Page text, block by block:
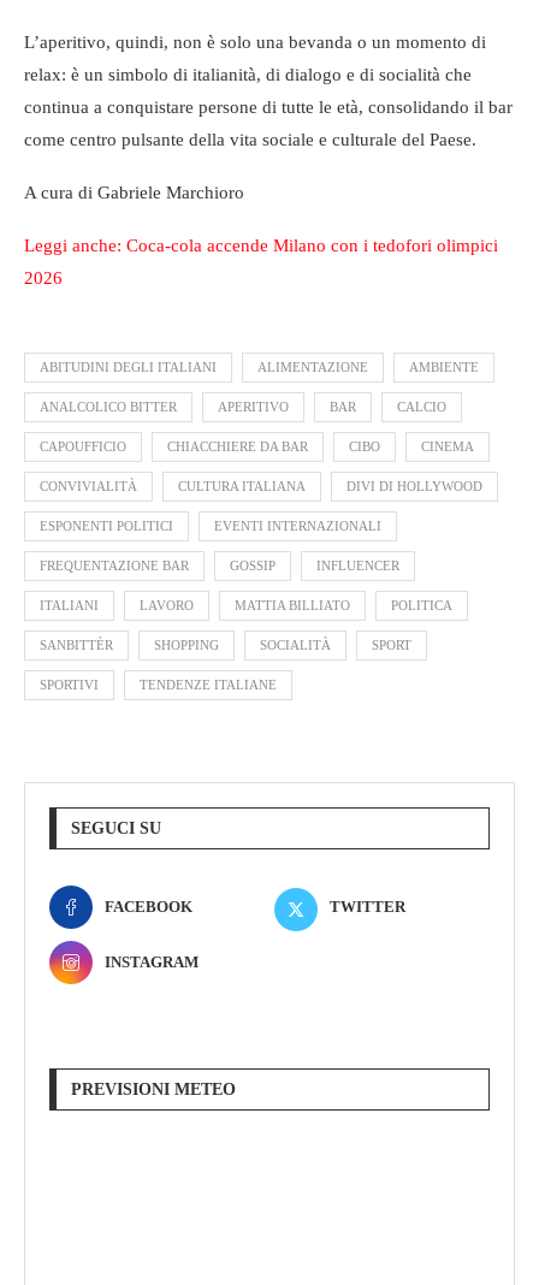
L’aperitivo, quindi, non è solo una bevanda o un momento di
relax: è un simbolo di italianità, di dialogo e di socialità che
continua a conquistare persone di tutte le età, consolidando il bar
come centro pulsante della vita sociale e culturale del Paese.
A cura di Gabriele Marchioro
Leggi anche: Coca-cola accende Milano con i tedofori olimpici
2026
ABITUDINI DEGLI ITALIANI ALIMENTAZIONE AMBIENTE
ANALCOLICO BITTER APERITIVO BAR CALCIO
CAPOUFFICIO CHIACCHIERE DA BAR CIBO CINEMA
CONVIVIALITÀ CULTURA ITALIANA DIVI DI HOLLYWOOD
ESPONENTI POLITICI EVENTI INTERNAZIONALI
FREQUENTAZIONE BAR GOSSIP INFLUENCER
ITALIANI LAVORO MATTIA BILLIATO POLITICA
SANBITTÈR SHOPPING SOCIALITÀ SPORT
SPORTIVI TENDENZE ITALIANE
SEGUCI SU
FACEBOOK TWITTER
INSTAGRAM
PREVISIONI METEO